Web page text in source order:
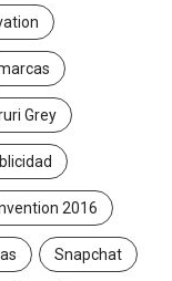
Grey
2016
Snapchat